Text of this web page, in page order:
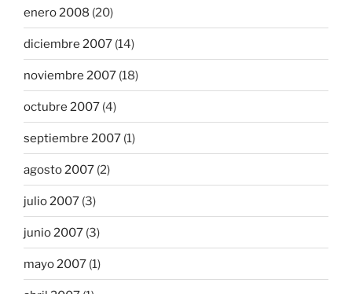
enero 2008 (20)
diciembre 2007 (14)
noviembre 2007 (18)
octubre 2007 (4)
septiembre 2007 (1)
agosto 2007 (2)
julio 2007 (3)
junio 2007 (3)
mayo 2007 (1)